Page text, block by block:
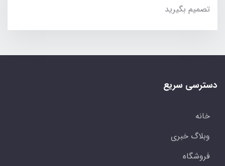
تصمیم بگیرید
دسترسی سریع
خانه
وبلاگ خبری
فروشگاه